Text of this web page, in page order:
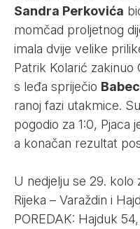
Sandra Perkovića
momčad proljetnog
imala dvije velike
Patrik Kolarić zakinuo
s leđa spriječio
ranoj fazi utakmice.
pogodio za 1:0, Pjaca
a konačan rezultat
U nedjelju se 29. kolo
Rijeka – Varaždin i
POREDAK: Hajduk